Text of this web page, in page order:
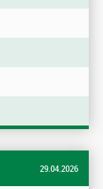
29.04.2026